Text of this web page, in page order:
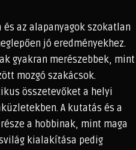
az alapanyagok szokatlan
jó eredményekhez.
gyakran merészebbek, mint
mozgó szakácsok.
összetevőket a helyi
A kutatás és a
a hobbinak, mint maga
kialakítása pedig